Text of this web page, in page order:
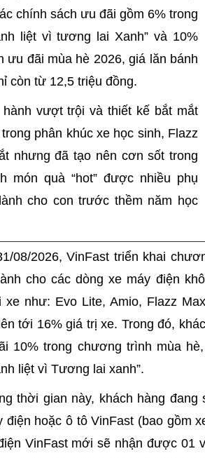
chính sách ưu đãi gồm 6% trong
liệt vì tương lai Xanh” và 10%
ưu đãi mùa hè 2026, giá lăn bánh
còn từ 12,5 triệu đồng.
vượt trội và thiết kế bắt mắt
phân khúc xe học sinh, Flazz
nhưng đã tạo nên cơn sốt trong
món quà “hot” được nhiều phụ
cho con trước thềm năm học
08/2026, VinFast triển khai
cho các dòng xe máy điện
xe như: Evo Lite, Amio, Flazz
tới 16% giá trị xe. Trong đó,
10% trong chương trình mùa
liệt vì Tương lai xanh”.
thời gian này, khách hàng đang
điện hoặc ô tô VinFast (bao gồm
VinFast mới sẽ nhận được 01